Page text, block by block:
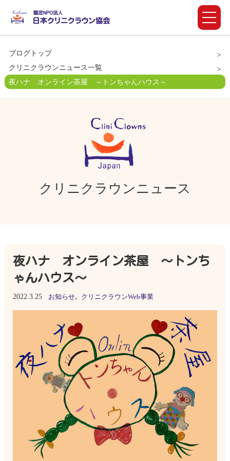
ブログトップ
クリニクラウンニュース一覧
夜ハナ オンライン茶屋 ～トンちゃんハウス～
クリニクラウンニュース
夜ハナ オンライン茶屋 ～トンち
ゃんハウス～
2022.3.25 お知らせ, クリニクラウンWeb事業